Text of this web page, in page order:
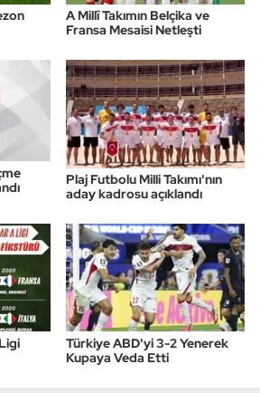
A Millî Takımın Belçika ve
Fransa Mesaisi Netleşti
Plaj Futbolu Milli Takımı'nın
aday kadrosu açıklandı
Türkiye ABD'yi 3-2 Yenerek
Kupaya Veda Etti